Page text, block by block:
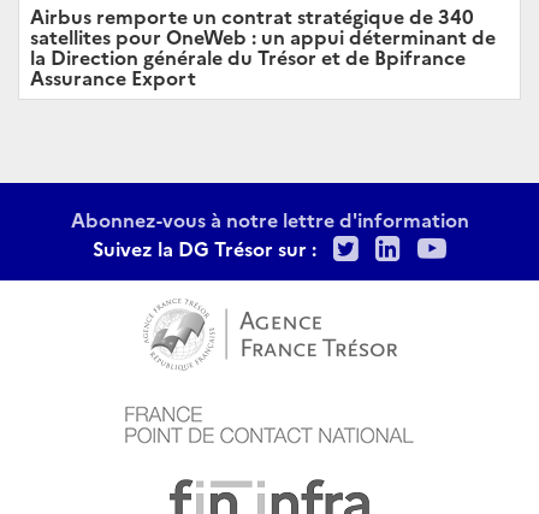
Airbus remporte un contrat stratégique de 340
satellites pour OneWeb : un appui déterminant de
la Direction générale du Trésor et de Bpifrance
Assurance Export
Abonnez-vous à notre lettre d'information
Suivez la DG Trésor sur :
TwitterLinkedIn